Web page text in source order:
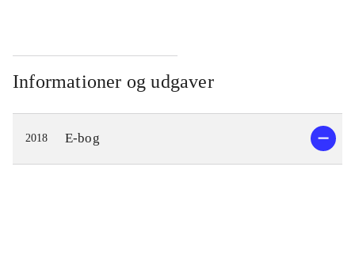
Informationer og udgaver
2018 E-bog